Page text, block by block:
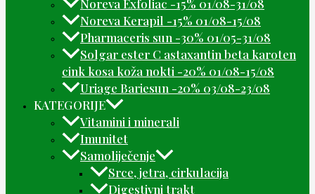
Noreva Exfoliac -15% 01/08-31/08
Noreva Kerapil -15% 01/08-15/08
Pharmaceris sun -30% 01/05-31/08
Solgar ester C astaxantin beta karoten
cink kosa koža nokti -20% 01/08-15/08
Uriage Bariesun -20% 03/08-23/08
KATEGORIJE
Vitamini i minerali
Imunitet
Samoliječenje
Srce, jetra, cirkulacija
Digestivni trakt